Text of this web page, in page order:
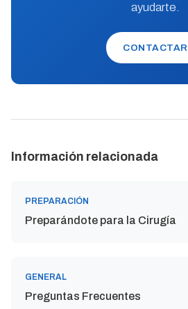
ayudarte.
CONTACTAR
Información relacionada
PREPARACIÓN
Preparándote para la Cirugía
GENERAL
Preguntas Frecuentes